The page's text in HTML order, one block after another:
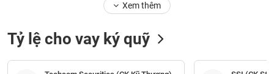
Xem thêm
Tỷ lệ cho vay ký quỹ